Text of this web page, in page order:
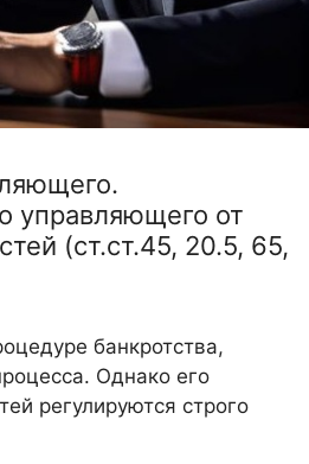
управляющего от
(ст.ст.45, 20.5, 65,
банкротства,
Однако его
регулируются строго